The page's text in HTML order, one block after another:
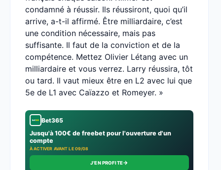
condamné à réussir. Ils réussiront, quoi qu’il
arrive, a-t-il affirmé. Être milliardaire, c’est
une condition nécessaire, mais pas
suffisante. Il faut de la conviction et de la
compétence. Mettez Olivier Létang avec un
milliardaire et vous verrez. Larry réussira, tôt
ou tard. Il vaut mieux être en L2 avec lui que
5e de L1 avec Caïazzo et Romeyer. »
Bet365
Jusqu'à 100€ de freebet pour l'ouverture d'un
compte
À ACTIVER AVANT LE 09/08
J'EN PROFITE→